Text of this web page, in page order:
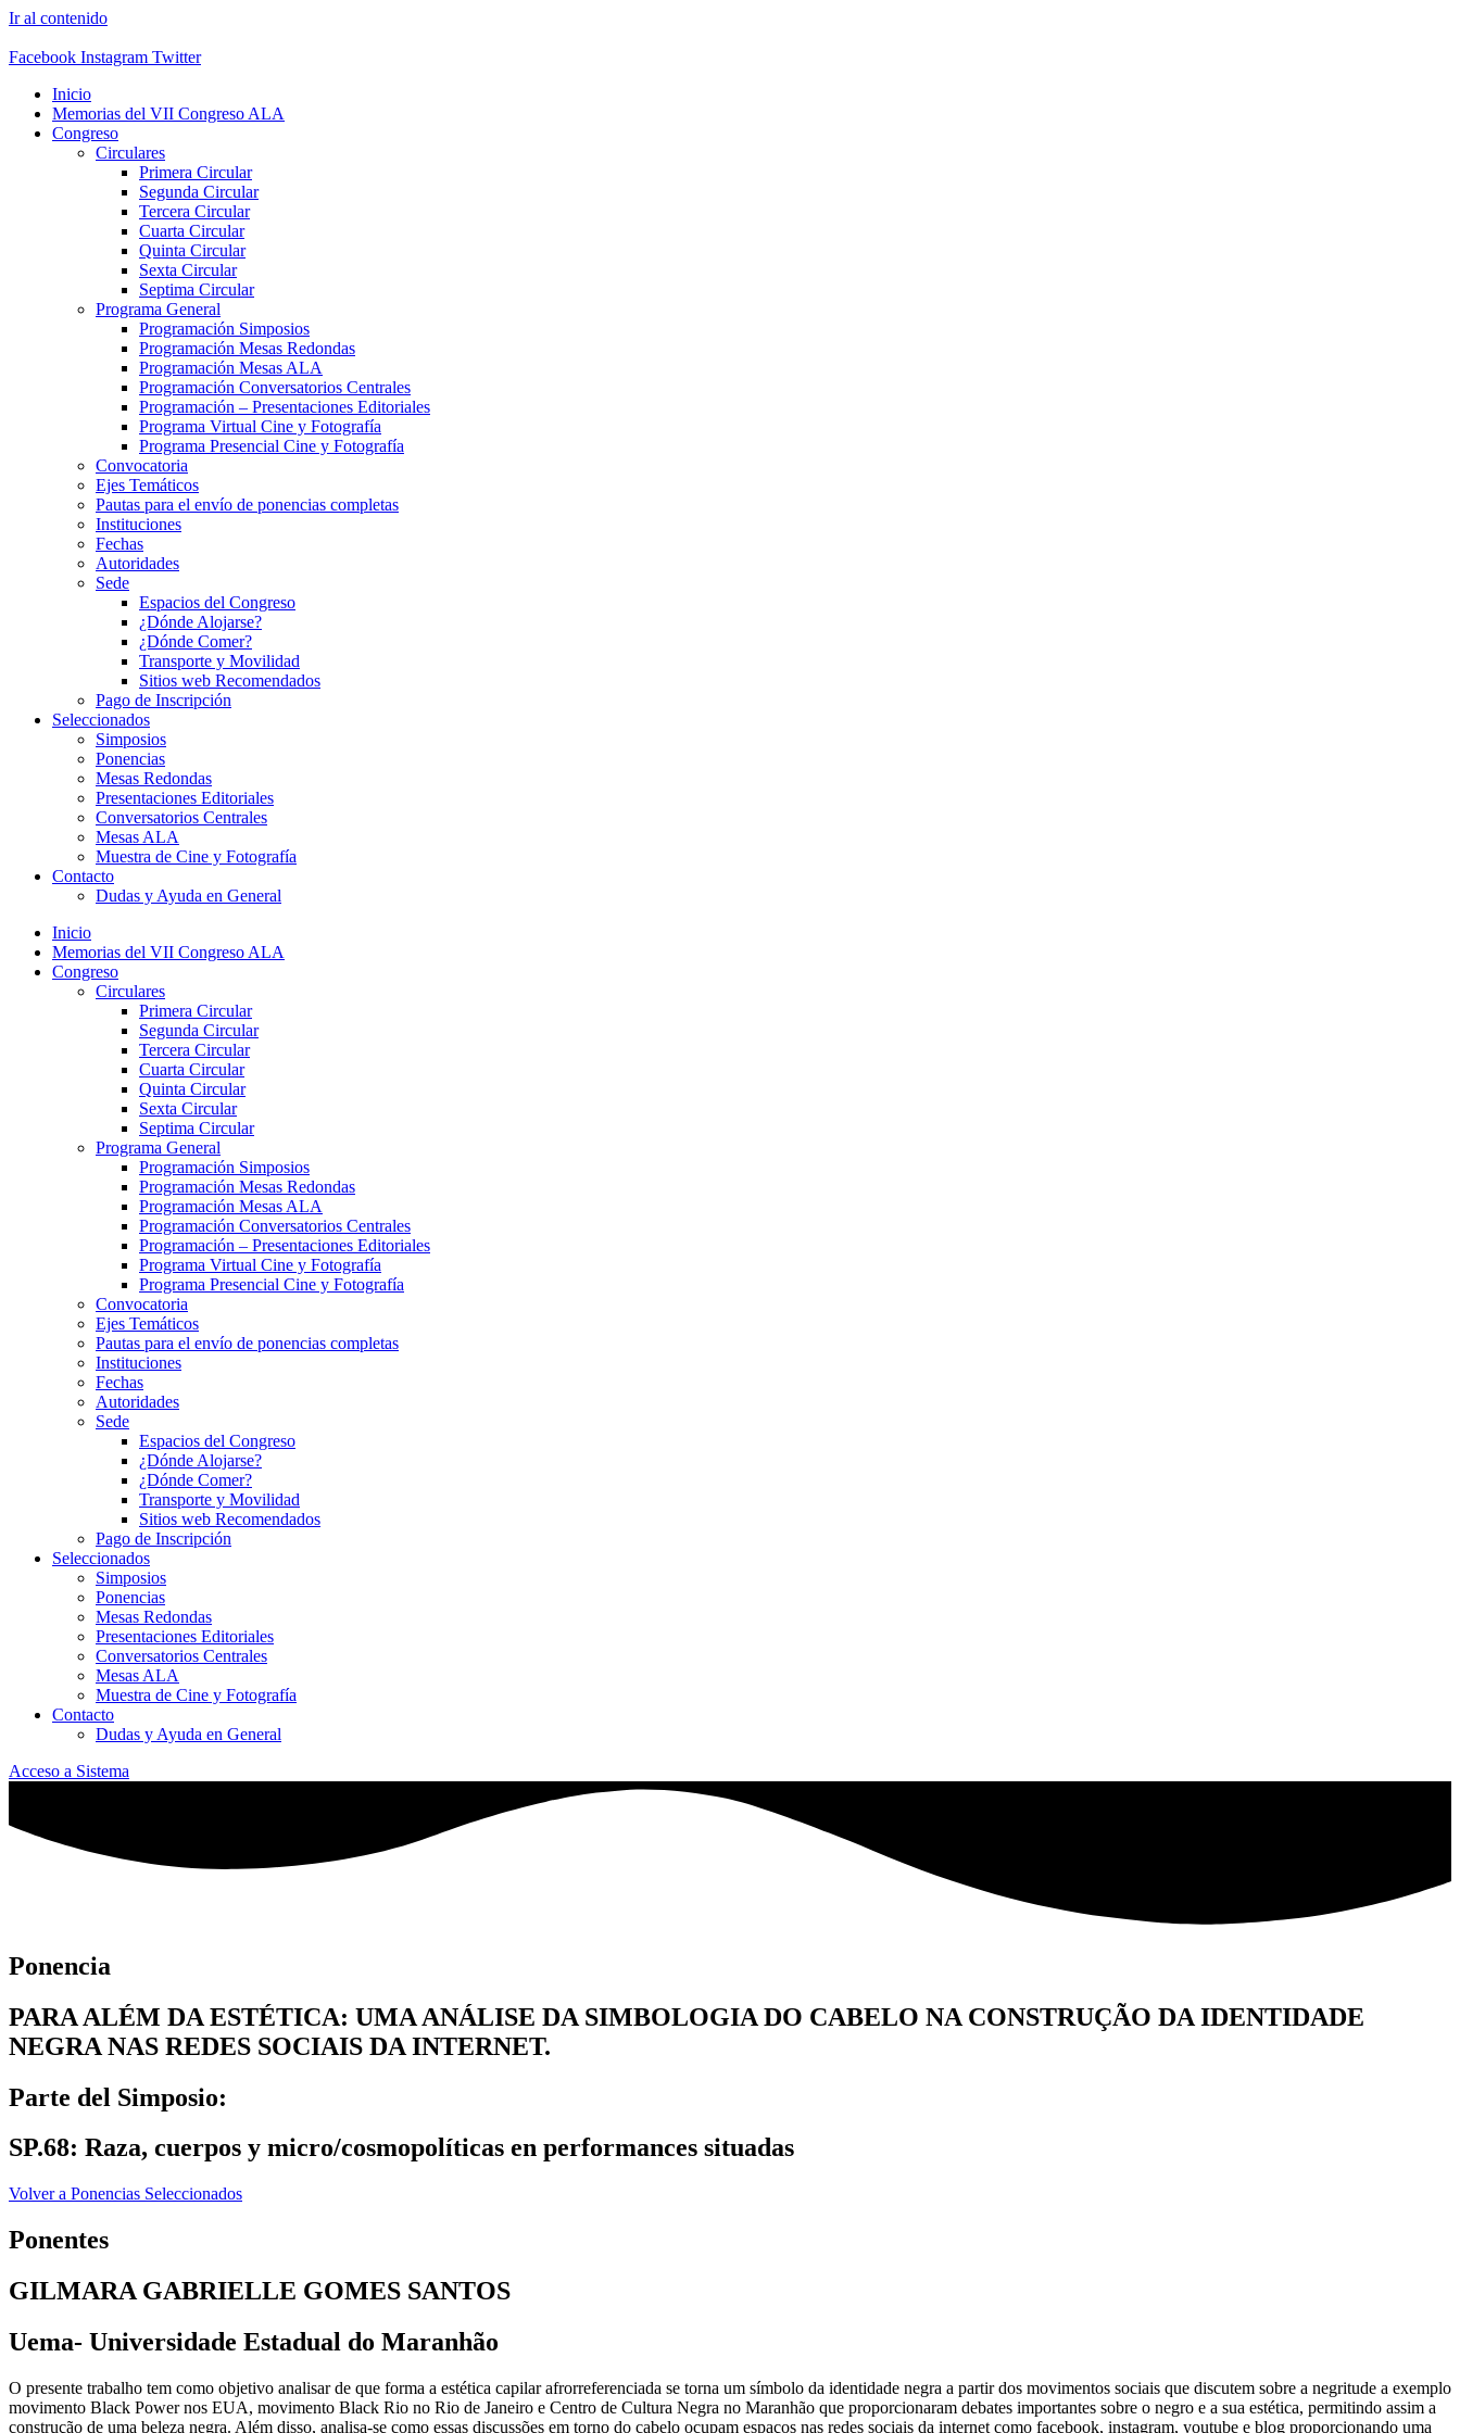
Ir al contenido
Facebook Instagram Twitter
Inicio
Memorias del VII Congreso ALA
Congreso
Circulares
Primera Circular
Segunda Circular
Tercera Circular
Cuarta Circular
Quinta Circular
Sexta Circular
Septima Circular
Programa General
Programación Simposios
Programación Mesas Redondas
Programación Mesas ALA
Programación Conversatorios Centrales
Programación – Presentaciones Editoriales
Programa Virtual Cine y Fotografía
Programa Presencial Cine y Fotografía
Convocatoria
Ejes Temáticos
Pautas para el envío de ponencias completas
Instituciones
Fechas
Autoridades
Sede
Espacios del Congreso
¿Dónde Alojarse?
¿Dónde Comer?
Transporte y Movilidad
Sitios web Recomendados
Pago de Inscripción
Seleccionados
Simposios
Ponencias
Mesas Redondas
Presentaciones Editoriales
Conversatorios Centrales
Mesas ALA
Muestra de Cine y Fotografía
Contacto
Dudas y Ayuda en General
Inicio
Memorias del VII Congreso ALA
Congreso
Circulares
Primera Circular
Segunda Circular
Tercera Circular
Cuarta Circular
Quinta Circular
Sexta Circular
Septima Circular
Programa General
Programación Simposios
Programación Mesas Redondas
Programación Mesas ALA
Programación Conversatorios Centrales
Programación – Presentaciones Editoriales
Programa Virtual Cine y Fotografía
Programa Presencial Cine y Fotografía
Convocatoria
Ejes Temáticos
Pautas para el envío de ponencias completas
Instituciones
Fechas
Autoridades
Sede
Espacios del Congreso
¿Dónde Alojarse?
¿Dónde Comer?
Transporte y Movilidad
Sitios web Recomendados
Pago de Inscripción
Seleccionados
Simposios
Ponencias
Mesas Redondas
Presentaciones Editoriales
Conversatorios Centrales
Mesas ALA
Muestra de Cine y Fotografía
Contacto
Dudas y Ayuda en General
Acceso a Sistema
Ponencia
PARA ALÉM DA ESTÉTICA: UMA ANÁLISE DA SIMBOLOGIA DO CABELO NA CONSTRUÇÃO DA IDENTIDADE
NEGRA NAS REDES SOCIAIS DA INTERNET.
Parte del Simposio:
SP.68: Raza, cuerpos y micro/cosmopolíticas en performances situadas
Volver a Ponencias Seleccionados
Ponentes
GILMARA GABRIELLE GOMES SANTOS
Uema- Universidade Estadual do Maranhão
O presente trabalho tem como objetivo analisar de que forma a estética capilar afrorreferenciada se torna um símbolo da identidade negra a partir dos movimentos sociais que discutem sobre a negritude a exemplo
movimento Black Power nos EUA, movimento Black Rio no Rio de Janeiro e Centro de Cultura Negra no Maranhão que proporcionaram debates importantes sobre o negro e a sua estética, permitindo assim a
construção de uma beleza negra. Além disso, analisa-se como essas discussões em torno do cabelo ocupam espaços nas redes sociais da internet como facebook, instagram, youtube e blog proporcionando uma